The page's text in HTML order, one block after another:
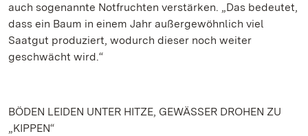
auch sogenannte Notfruchten verstärken. „Das bedeutet,
dass ein Baum in einem Jahr außergewöhnlich viel
Saatgut produziert, wodurch dieser noch weiter
geschwächt wird.“
BÖDEN LEIDEN UNTER HITZE, GEWÄSSER DROHEN ZU
„KIPPEN“